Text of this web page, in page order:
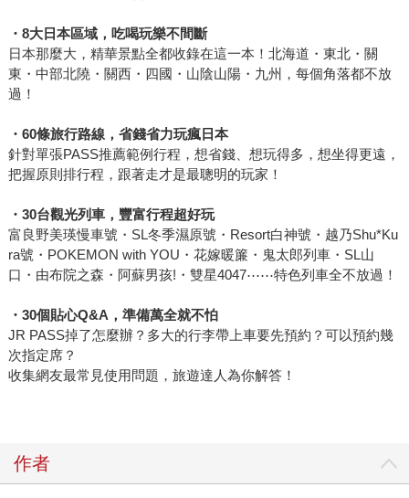
・ 8大日本區域，吃喝玩樂不間斷
日本那麼大，精華景點全都收錄在這一本！北海道・東北・關
東・中部北隢・關西・四國・山陰山陽・九州，每個角落都不放
過！
・ 60條旅行路線，省錢省力玩瘋日本
針對單張PASS推薦範例行程，想省錢、想玩得多，想坐得更遠，
把握原則排行程，跟著走才是最聰明的玩家！
・ 30台觀光列車，豐富行程超好玩
富良野美瑛慢車號・SL冬季濕原號・Resort白神號・越乃Shu*Ku
ra號・POKEMON with YOU・花嫁暖簾・鬼太郎列車・SL山
口・由布院之森・阿蘇男孩!・雙星4047⋯⋯特色列車全不放過！
・30個貼心Q&A ，準備萬全就不怕
JR PASS掉了怎麼辦？多大的行李帶上車要先預約？可以預約幾
次指定席？
收集網友最常見使用問題，旅遊達人為你解答！
作者